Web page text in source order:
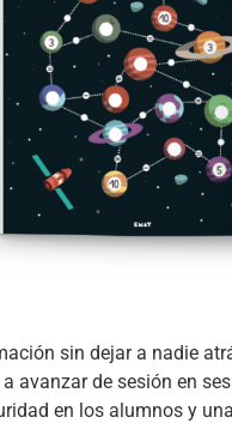
sin dejar a nadie
avanzar de sesión en
en los alumnos y